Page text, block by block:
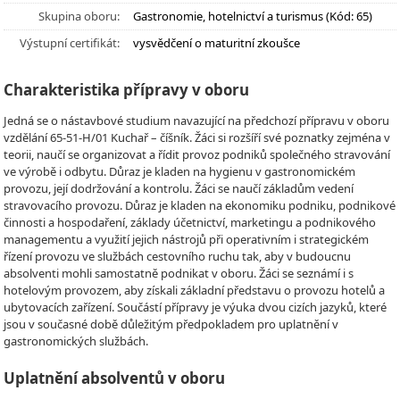
Skupina oboru:
Gastronomie, hotelnictví a turismus (Kód: 65)
Výstupní certifikát:
vysvědčení o maturitní zkoušce
Charakteristika přípravy v oboru
Jedná se o nástavbové studium navazující na předchozí přípravu v oboru
vzdělání 65-51-H/01 Kuchař – číšník. Žáci si rozšíří své poznatky zejména v
teorii, naučí se organizovat a řídit provoz podniků společného stravování
ve výrobě i odbytu. Důraz je kladen na hygienu v gastronomickém
provozu, její dodržování a kontrolu. Žáci se naučí základům vedení
stravovacího provozu. Důraz je kladen na ekonomiku podniku, podnikové
činnosti a hospodaření, základy účetnictví, marketingu a podnikového
managementu a využití jejich nástrojů při operativním i strategickém
řízení provozu ve službách cestovního ruchu tak, aby v budoucnu
absolventi mohli samostatně podnikat v oboru. Žáci se seznámí i s
hotelovým provozem, aby získali základní představu o provozu hotelů a
ubytovacích zařízení. Součástí přípravy je výuka dvou cizích jazyků, které
jsou v současné době důležitým předpokladem pro uplatnění v
gastronomických službách.
Uplatnění absolventů v oboru